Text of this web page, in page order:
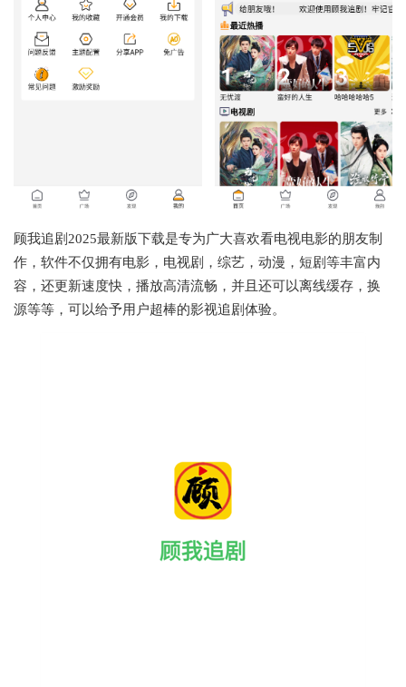
顾我追剧2025最新版下载是专为广大喜欢看电视电影的朋友制
作，软件不仅拥有电影，电视剧，综艺，动漫，短剧等丰富内
容，还更新速度快，播放高清流畅，并且还可以离线缓存，换
源等等，可以给予用户超棒的影视追剧体验。